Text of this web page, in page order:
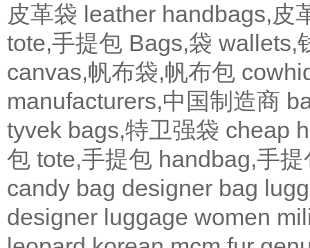
皮革袋 leather handbags,皮
tote,手提包 Bags,袋 wallets,
canvas,帆布袋,帆布包
manufacturers,中国制造商
tyvek bags,特卫强袋 cheap
包 tote,手提包 handbag,手提
candy bag designer bag
designer luggage women